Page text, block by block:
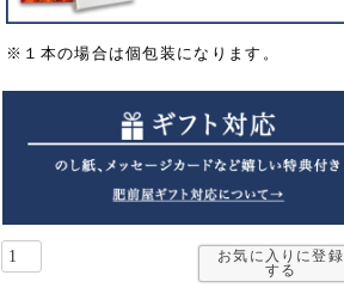
※１本の場合は個包装になります。
お気に入りに登録
する